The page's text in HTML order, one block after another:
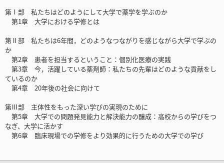
第Ⅰ部 私たちはどのようにして大学で薬学を学ぶのか
第1章 大学における学修とは
第Ⅱ部 私たちは6年間，どのようなつながりを感じながら大学で学ぶの
か
第2章 患者を担当するということ：個別化医療の実践
第3章 今，活躍している薬剤師：私たちの先輩はどのような貢献をし
ているのか
第4章 20年後の社会に向けて
第Ⅲ部 主体性をもった深い学びの実現のために
第5章 大学での問題発見能力と解決能力の醸成：高校からの学びをつ
なぎ、大学に活かす
第6章 臨床現場での学修をより効果的に行うための大学での学び